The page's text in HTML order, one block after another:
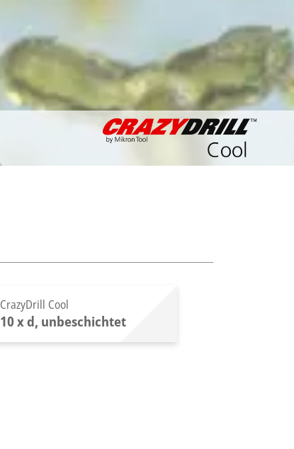
CrazyDrill Cool
10 x d, unbeschichtet